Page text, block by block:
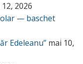
2026
— baschet
Edeleanu” mai 10,